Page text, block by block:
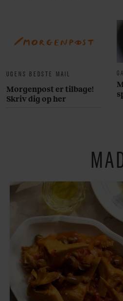
UGENS BEDSTE MAIL
Morgenpost er tilbage!
Skriv dig op her